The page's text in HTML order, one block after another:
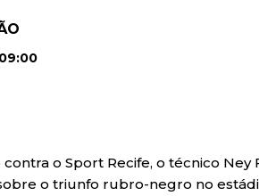
09:00
contra o Sport Recife, o técnico
o triunfo rubro-negro no